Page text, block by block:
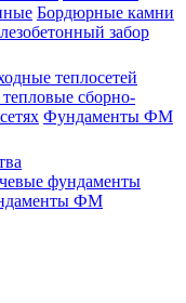
Бордюрные камни
забор
теплосетей
сборно-
Фундаменты ФМ
фундаменты
ФМ